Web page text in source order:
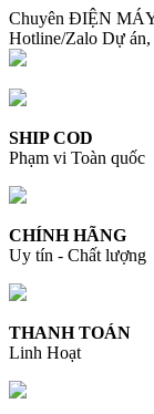
Chuyên ĐIỆN
Hotline/Zalo Dự
SHIP COD
Phạm vi Toàn quốc
CHÍNH HÃNG
Uy tín - Chất lượng
THANH TOÁN
Linh Hoạt